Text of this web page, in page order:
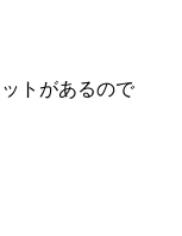
トがあるので